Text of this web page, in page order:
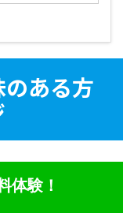
ある方
体験！